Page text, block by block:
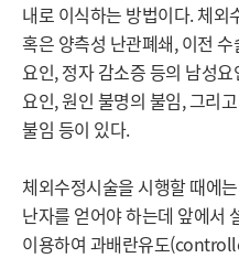
내로 이식하는 방법이다. 체
혹은 양측성 난관폐쇄, 이전
요인, 정자 감소증 등의 남성
요인, 원인 불명의 불임, 그리
불임 등이 있다.
체외수정시술을 시행할 때에
난자를 얻어야 하는데 앞에서
이용하여 과배란유도